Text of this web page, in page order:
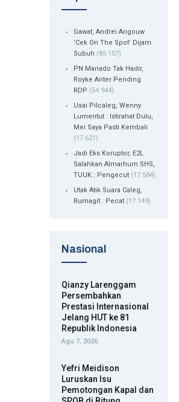
Gawat, Andrei Angouw
‘Cek On The Spot’ Dijam
Subuh (85.157)
PN Manado Tak Hadir,
Royke Anter Pending
RDP (54.944)
Usai Pilcaleg, Wenny
Lumentut : Istirahat Dulu,
Mei Saya Pasti Kembali
(17.621)
Jadi Eks Koruptor, E2L
Salahkan Almarhum SHS,
TUUK : Pengecut (17.584)
Utak Atik Suara Caleg,
Rumagit : Pecat (17.149)
Nasional
Qianzy Larenggam
Persembahkan
Prestasi Internasional
Jelang HUT ke 81
Republik Indonesia
Agu 7, 2026
Yefri Meidison
Luruskan Isu
Pemotongan Kapal dan